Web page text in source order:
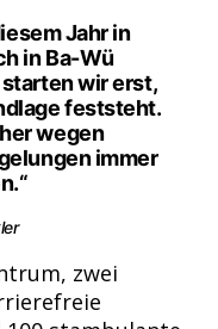
Jahr in
in Ba-Wü
wir erst,
feststeht.
wegen
immer
zwei